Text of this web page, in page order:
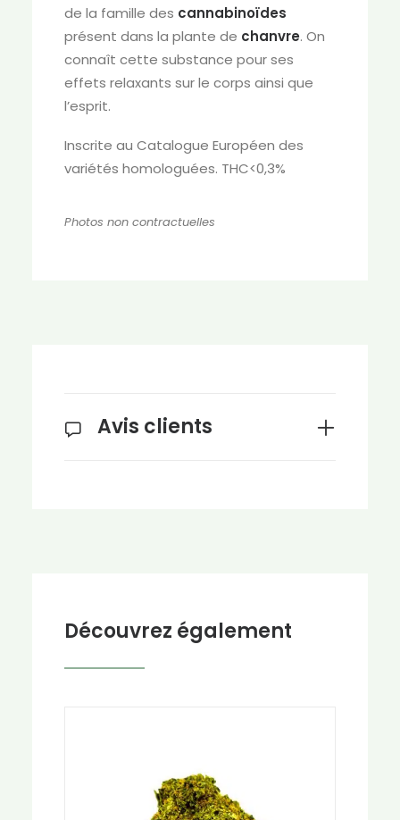
de la famille des cannabinoïdes
présent dans la plante de chanvre. On
connaît cette substance pour ses
effets relaxants sur le corps ainsi que
l’esprit.
Inscrite au Catalogue Européen des
variétés homologuées. THC<0,3%
Photos non contractuelles
Avis clients
Découvrez également